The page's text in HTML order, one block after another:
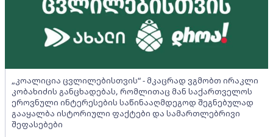
„კოალიცია ცვლილებისთვის“ - მკაცრად ვგმობთ ირაკლი
კობახიძის განცხადებას, რომლითაც მან საქართველოს
ეროვნული ინტერესების საწინააღმდეგოდ შეგნებულად
გააყალბა ისტორიული ფაქტები და სამართლებრივი
შეფასებები